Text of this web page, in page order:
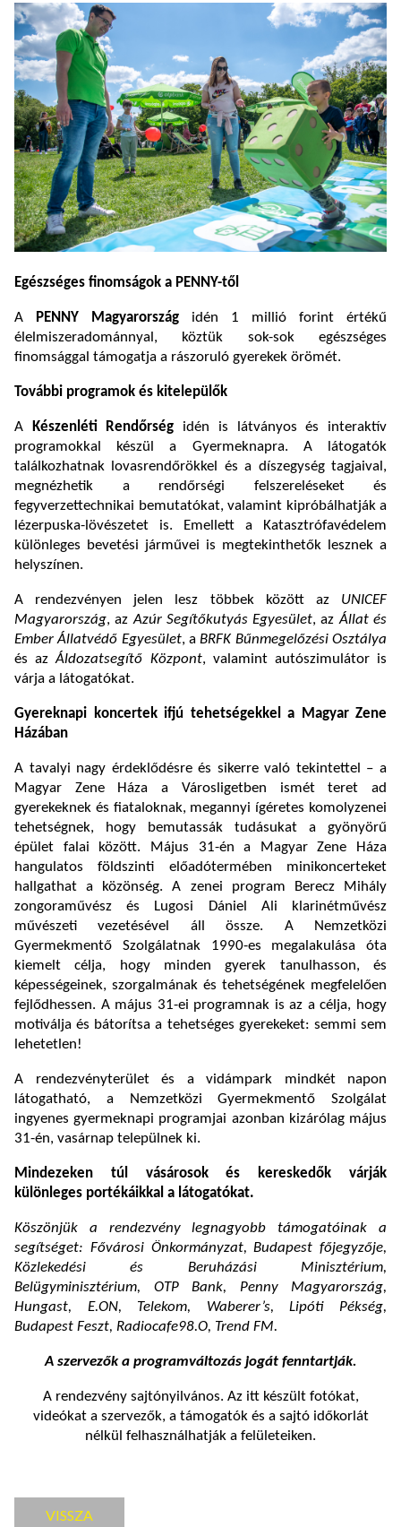
Egészséges finomságok a PENNY-től
A PENNY Magyarország idén 1 millió forint értékű
élelmiszeradománnyal, köztük sok-sok egészséges
finomsággal támogatja a rászoruló gyerekek örömét.
További programok és kitelepülők
A Készenléti Rendőrség idén is látványos és interaktív
programokkal készül a Gyermeknapra. A látogatók
találkozhatnak lovasrendőrökkel és a díszegység tagjaival,
megnézhetik a rendőrségi felszereléseket és
fegyverzettechnikai bemutatókat, valamint kipróbálhatják a
lézerpuska-lövészetet is. Emellett a Katasztrófavédelem
különleges bevetési járművei is megtekinthetők lesznek a
helyszínen.
A rendezvényen jelen lesz többek között az UNICEF
Magyarország, azAzúr Segítőkutyás Egyesület, azÁllat és
Ember Állatvédő Egyesület, aBRFK Bűnmegelőzési Osztálya
és azÁldozatsegítő Központ, valamint autószimulátor is
várja a látogatókat.
Gyereknapi koncertek ifjú tehetségekkel a Magyar Zene
Házában
A tavalyi nagy érdeklődésre és sikerre való tekintettel – a
Magyar Zene Háza a Városligetben ismét teret ad
gyerekeknek és fiataloknak, megannyi ígéretes komolyzenei
tehetségnek, hogy bemutassák tudásukat a gyönyörű
épület falai között. Május 31-én a Magyar Zene Háza
hangulatos földszinti előadótermében minikoncerteket
hallgathat a közönség. A zenei program Berecz Mihály
zongoraművész és Lugosi Dániel Ali klarinétművész
művészeti vezetésével áll össze. A Nemzetközi
Gyermekmentő Szolgálatnak 1990-es megalakulása óta
kiemelt célja, hogy minden gyerek tanulhasson, és
képességeinek, szorgalmának és tehetségének megfelelően
fejlődhessen. A május 31-ei programnak is az a célja, hogy
motiválja és bátorítsa a tehetséges gyerekeket: semmi sem
lehetetlen!
A rendezvényterület és a vidámpark mindkét napon
látogatható, a Nemzetközi Gyermekmentő Szolgálat
ingyenes gyermeknapi programjai azonban kizárólag május
31-én, vasárnap települnek ki.
Mindezeken túl vásárosok és kereskedők várják
különleges portékáikkal a látogatókat.
Köszönjük a rendezvény legnagyobb támogatóinak a
segítséget: Fővárosi Önkormányzat, Budapest főjegyzője,
Közlekedési és Beruházási Minisztérium,
Belügyminisztérium, OTP Bank, Penny Magyarország,
Hungast, E.ON, Telekom, Waberer’s, Lipóti Pékség,
Budapest Feszt, Radiocafe98.O, Trend FM.
A szervezők a programváltozás jogát fenntartják.
A rendezvény sajtónyilvános. Az itt készült fotókat,
videókat a szervezők, a támogatók és a sajtó időkorlát
nélkül felhasználhatják a felületeiken.
VISSZA